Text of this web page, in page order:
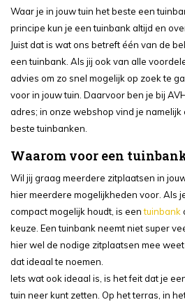
Waar je in jouw tuin het beste een
principe kun je een tuinbank altijd en
Juist dat is wat ons betreft één van de
een tuinbank. Als jij ook van alle
advies om zo snel mogelijk op zoek te
voor in jouw tuin. Daarvoor ben je bij
adres; in onze webshop vind je
beste tuinbanken.
Waarom voor een
Wil jij graag meerdere zitplaatsen in
hier meerdere mogelijkheden voor. Als
compact mogelijk houdt, is eentuinbank
keuze. Een tuinbank neemt niet super
hier wel de nodige zitplaatsen mee
dat ideaal te noemen.
Iets wat ook ideaal is, is het feit dat je
tuin neer kunt zetten. Op het terras, in